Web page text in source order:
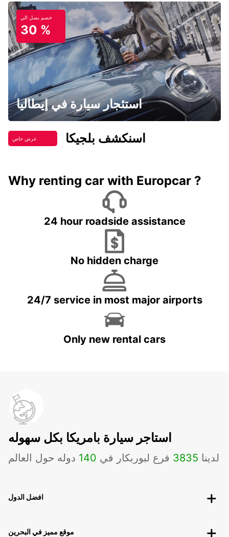
خصم يصل الي
30 %
استئجار سيارة في إيطاليا
عرض خاص اسنكشف بلجيكا
Why renting car with Europcar ?
24 hour roadside assistance
No hidden charge
24/7 service in most major airports
Only new rental cars
استاجر سيارة بامريكا بكل سهوله
لدينا 3835 فرع لبوربكار في 140 دوله حول العالم
افضل الدول
موقع مميز في البحرين